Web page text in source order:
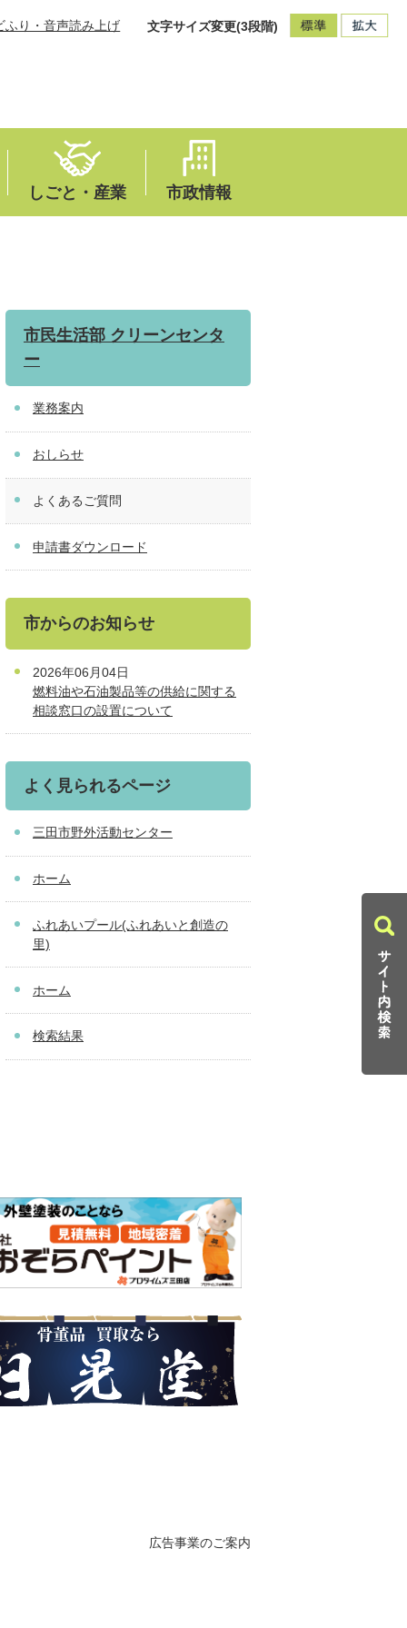
ふり・音声読み上げ 文字サイズ変更(3段階)
しごと・産業 市政情報
市民生活部 クリーンセンタ
ー
業務案内
おしらせ
よくあるご質問
申請書ダウンロード
市からのお知らせ
2026年06月04日
燃料油や石油製品等の供給に関する
相談窓口の設置について
よく見られるページ
三田市野外活動センター
ホーム
ふれあいプール(ふれあいと創造の
里)
ホーム
検索結果
広告事業のご案内